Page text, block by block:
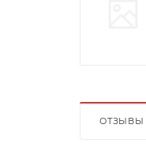
ОТЗЫВЫ